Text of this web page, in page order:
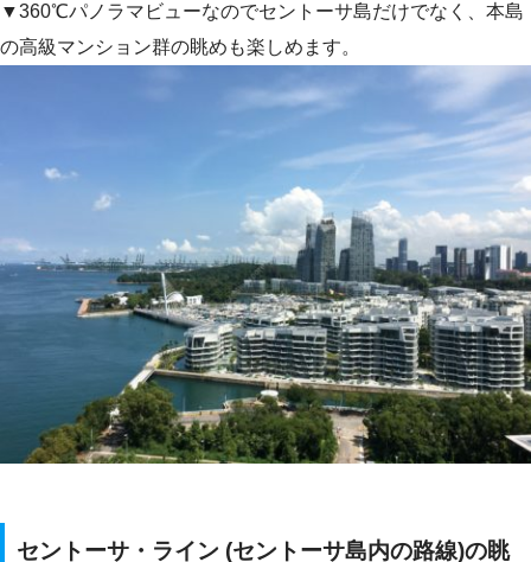
▼360℃パノラマビューなのでセントーサ島だけでなく、本島
の高級マンション群の眺めも楽しめます。
セントーサ・ライン (セントーサ島内の路線)の眺